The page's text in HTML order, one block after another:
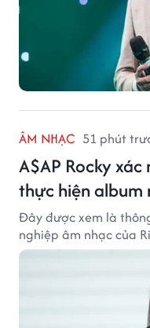
ÂM NHẠC 51 phút
A$AP Rocky
thực hiện album
Đây được xem là
nghiệp âm nhạc của